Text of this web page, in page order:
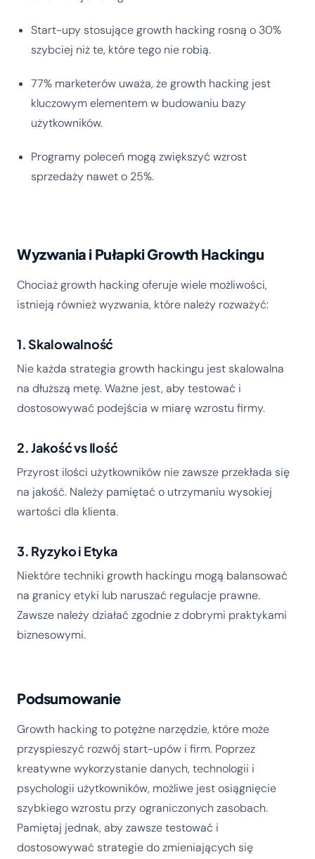
Start-upy stosujące growth hacking rosną o 30%
szybciej niż te, które tego nie robią.
77% marketerów uważa, że growth hacking jest
kluczowym elementem w budowaniu bazy
użytkowników.
Programy poleceń mogą zwiększyć wzrost
sprzedaży nawet o 25%.
Wyzwania i Pułapki Growth Hackingu
Chociaż growth hacking oferuje wiele możliwości,
istnieją również wyzwania, które należy rozważyć:
1. Skalowalność
Nie każda strategia growth hackingu jest skalowalna
na dłuższą metę. Ważne jest, aby testować i
dostosowywać podejścia w miarę wzrostu firmy.
2. Jakość vs Ilość
Przyrost ilości użytkowników nie zawsze przekłada się
na jakość. Należy pamiętać o utrzymaniu wysokiej
wartości dla klienta.
3. Ryzyko i Etyka
Niektóre techniki growth hackingu mogą balansować
na granicy etyki lub naruszać regulacje prawne.
Zawsze należy działać zgodnie z dobrymi praktykami
biznesowymi.
Podsumowanie
Growth hacking to potężne narzędzie, które może
przyspieszyć rozwój start-upów i firm. Poprzez
kreatywne wykorzystanie danych, technologii i
psychologii użytkowników, możliwe jest osiągnięcie
szybkiego wzrostu przy ograniczonych zasobach.
Pamiętaj jednak, aby zawsze testować i
dostosowywać strategie do zmieniających się